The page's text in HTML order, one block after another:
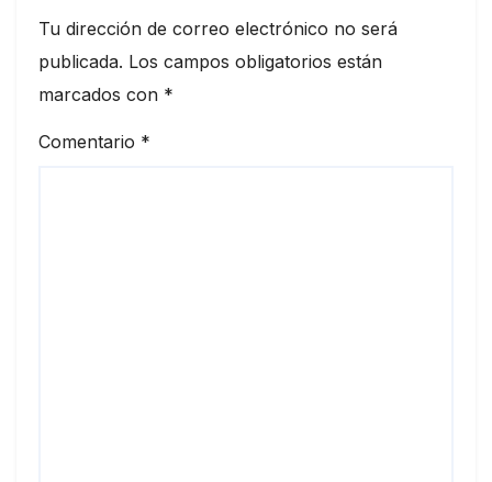
Tu dirección de correo electrónico no será
publicada. Los campos obligatorios están
marcados con *
Comentario *